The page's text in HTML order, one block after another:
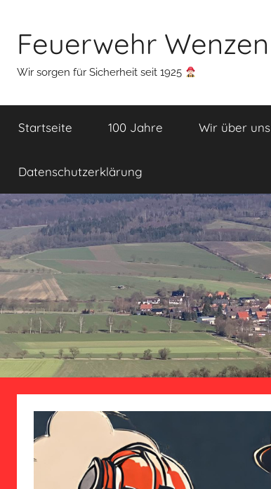
springen
Feuerwehr Wenzen
Wir sorgen für Sicherheit seit 1925
Startseite 100 Jahre Wir über uns
Datenschutzerklärung